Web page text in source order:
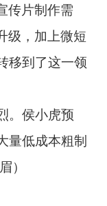
传片制作需
级，加上微短
移到了这一领
侯小虎预
量低成本粗制
）